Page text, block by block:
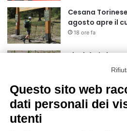
Cesana
agosto apre il
18 ore fa
Siccità: Il
per la richiesta
19 ore fa
Reale Mutua,
Questo sito web
dati personali dei
utenti